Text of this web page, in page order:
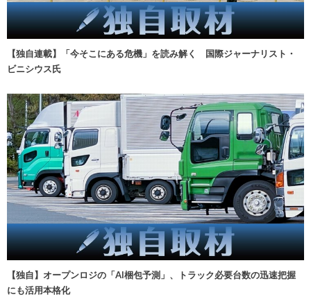
【独自連載】「今そこにある危機」を読み解く 国際ジャーナリスト・
ビニシウス氏
【独自】オープンロジの「AI梱包予測」、トラック必要台数の迅速把握
にも活用本格化